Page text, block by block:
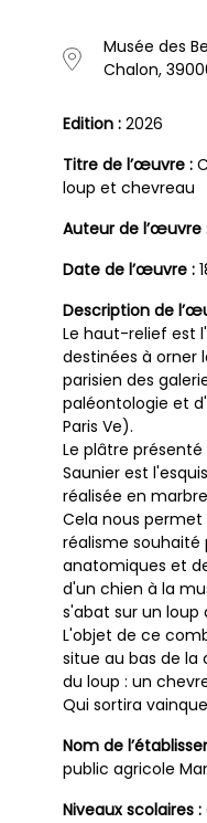
Musée des
Chalon,
Edition : 2026
Titre de l’œuvre :
loup et chevreau
Auteur de l’œuvre
Date de l’œuvre :
Description de
Le haut-relief est
destinées à
parisien des
paléontologie et
Paris Ve).
Le plâtre
Saunier est
réalisée en
Cela nous
réalisme souhaité
anatomiques et
d'un chien à la
s'abat sur un loup
L'objet de ce
situe au bas de la
du loup : un
Qui sortira
Nom de
public agricole
Niveaux scolaires :